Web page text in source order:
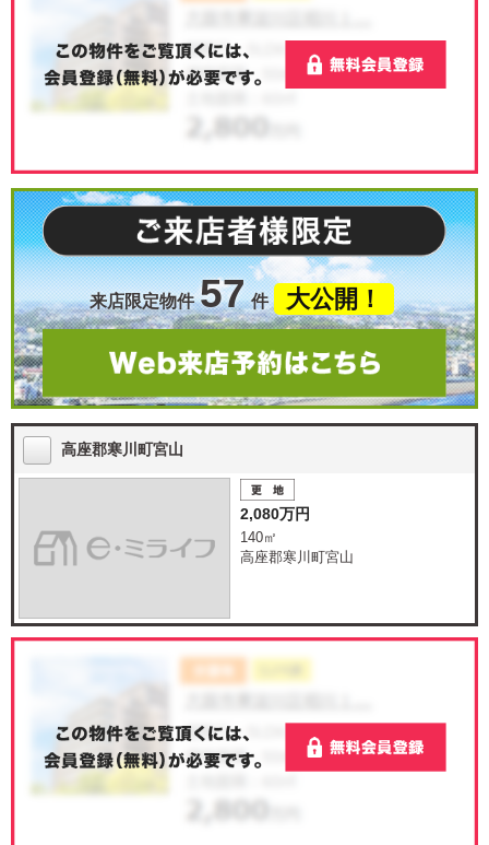
来店限定物件 57 件 大公開！
高座郡寒川町宮山
2,080万円
140㎡
高座郡寒川町宮山